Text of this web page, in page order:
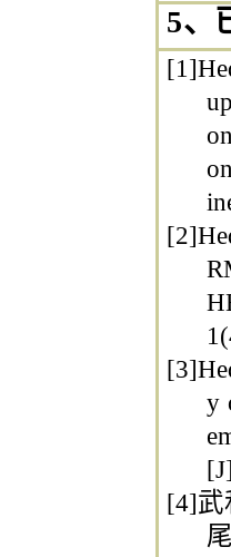
5、
[1]
[2]
[3]
y
[4]武